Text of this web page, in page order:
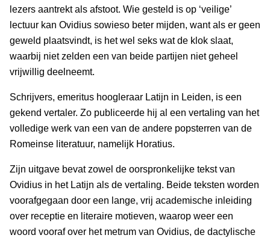
lezers aantrekt als afstoot. Wie gesteld is op ‘veilige’
lectuur kan Ovidius sowieso beter mijden, want als er geen
geweld plaatsvindt, is het wel seks wat de klok slaat,
waarbij niet zelden een van beide partijen niet geheel
vrijwillig deelneemt.
Schrijvers, emeritus hoogleraar Latijn in Leiden, is een
gekend vertaler. Zo publiceerde hij al een vertaling van het
volledige werk van een van de andere popsterren van de
Romeinse literatuur, namelijk Horatius.
Zijn uitgave bevat zowel de oorspronkelijke tekst van
Ovidius in het Latijn als de vertaling. Beide teksten worden
voorafgegaan door een lange, vrij academische inleiding
over receptie en literaire motieven, waarop weer een
woord vooraf over het metrum van Ovidius, de dactylische